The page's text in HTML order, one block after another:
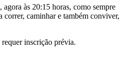
agora às 20:15 horas, como sempre
correr, caminhar e também conviver,
inscrição prévia.